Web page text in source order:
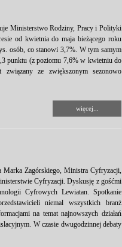
Ministerstwo Rodziny, Pracy i Polityki
od kwietnia do maja bieżącego roku
osób, co stanowi 3,7%. W tym samym
punktu (z poziomu 7,6% w kwietniu do
ze zwiększonym sezonowo
więcej...
Marka Zagórskiego, Ministra Cyfryzacji,
Cyfryzacji. Dyskusję z gośćmi
Cyfrowych Lewiatan. Spotkanie
niemal wszystkich branż
na temat najnowszych działań
W czasie dwugodzinnej debaty